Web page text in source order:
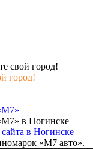
свой город!
город!
«М7» в Ногинске
в Ногинске
«М7 авто».